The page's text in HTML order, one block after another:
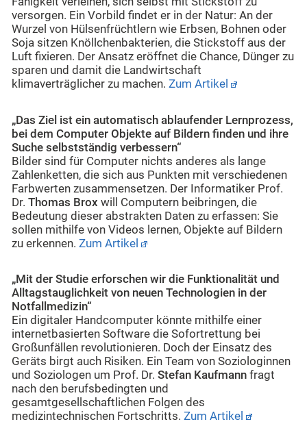
versorgen. Ein Vorbild findet er in der Natur: An der
Wurzel von Hülsenfrüchtlern wie Erbsen, Bohnen oder
Soja sitzen Knöllchenbakterien, die Stickstoff aus der
Luft fixieren. Der Ansatz eröffnet die Chance, Dünger zu
sparen und damit die Landwirtschaft
klimaverträglicher zu machen. Zum Artikel
„Das Ziel ist ein automatisch ablaufender Lernprozess,
bei dem Computer Objekte auf Bildern finden und ihre
Suche selbstständig verbessern“
Bilder sind für Computer nichts anderes als lange
Zahlenketten, die sich aus Punkten mit verschiedenen
Farbwerten zusammensetzen. Der Informatiker Prof.
Dr. Thomas Brox will Computern beibringen, die
Bedeutung dieser abstrakten Daten zu erfassen: Sie
sollen mithilfe von Videos lernen, Objekte auf Bildern
zu erkennen. Zum Artikel
„Mit der Studie erforschen wir die Funktionalität und
Alltagstauglichkeit von neuen Technologien in der
Notfallmedizin“
Ein digitaler Handcomputer könnte mithilfe einer
internetbasierten Software die Sofortrettung bei
Großunfällen revolutionieren. Doch der Einsatz des
Geräts birgt auch Risiken. Ein Team von Soziologinnen
und Soziologen um Prof. Dr. Stefan Kaufmann fragt
nach den berufsbedingten und
gesamtgesellschaftlichen Folgen des
medizintechnischen Fortschritts. Zum Artikel